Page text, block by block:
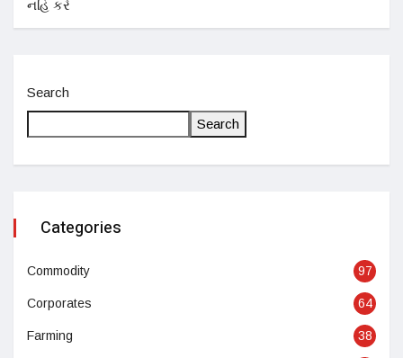
Search
Search
Categories
Commodity 97
Corporates 64
Farming 38